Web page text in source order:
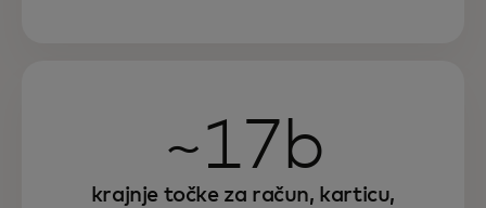
~17b
krajnje točke za račun, karticu,